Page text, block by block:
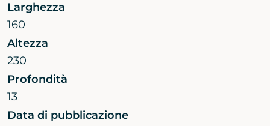
Larghezza
160
Altezza
230
Profondità
13
Data di pubblicazione